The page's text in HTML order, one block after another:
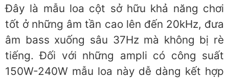
Đây là mẫu loa cột sở hữu khả năng chơi
tốt ở những âm tần cao lên đến 20kHz, đưa
âm bass xuống sâu 37Hz mà không bị rè
tiếng. Đối với những ampli có công suất
150W-240W mẫu loa này dễ dàng kết hợp